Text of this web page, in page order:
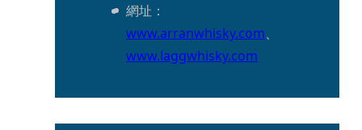
網址：
www.arranwhisky.com、
www.laggwhisky.com